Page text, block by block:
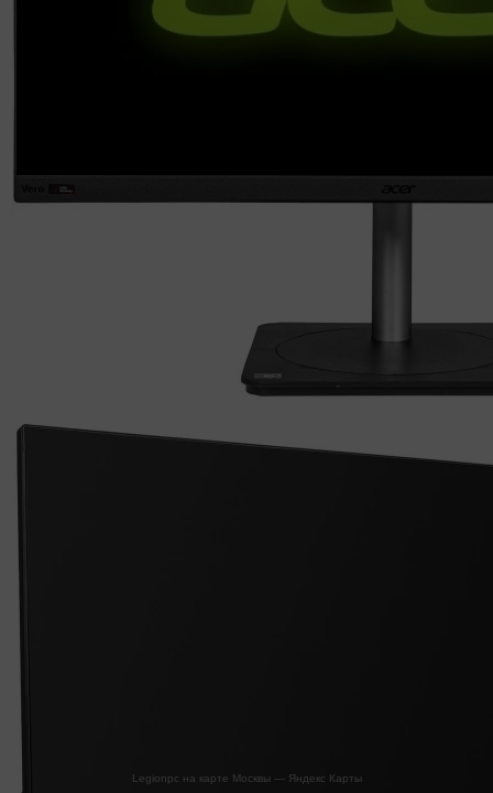
Legionpc на карте Москвы — Яндекс Карты